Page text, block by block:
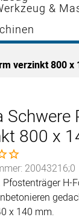
&
verzinkt 800 x
800 x
Bewertungen
20043216;0
Pfostenträger
x 140 mm.